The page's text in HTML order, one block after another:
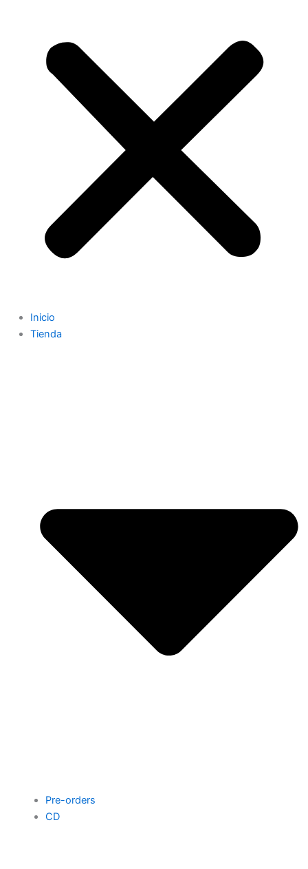
Inicio
Tienda
Pre-orders
CD